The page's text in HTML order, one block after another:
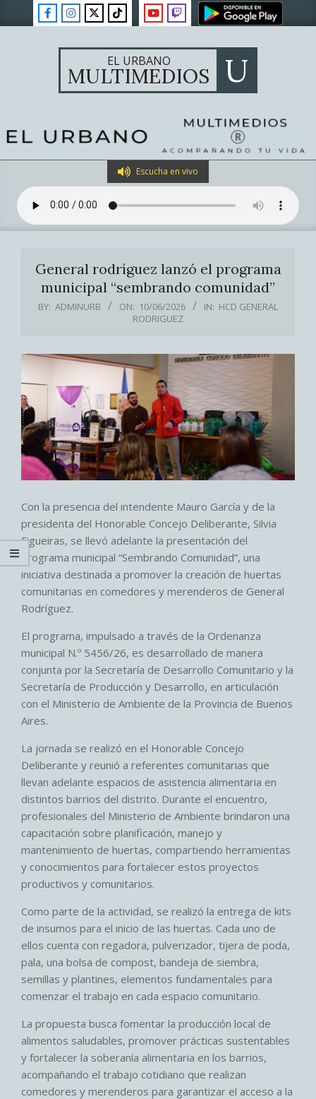
to
EL URBANO
MULTIMEDIOS U
Navigation
Menu
Escucha en vivo
General rodríguez lanzó el programa
municipal “sembrando comunidad”
BY: ADMINURB ON: 10/06/2026 IN: HCD GENERAL
RODRIGUEZ
Con la presencia del intendente Mauro García y de la
presidenta del Honorable Concejo Deliberante, Silvia
Figueiras, se llevó adelante la presentación del
programa municipal “Sembrando Comunidad”, una
iniciativa destinada a promover la creación de huertas
comunitarias en comedores y merenderos de General
Rodríguez.
El programa, impulsado a través de la Ordenanza
municipal N.º 5456/26, es desarrollado de manera
conjunta por la Secretaría de Desarrollo Comunitario y la
Secretaría de Producción y Desarrollo, en articulación
con el Ministerio de Ambiente de la Provincia de Buenos
Aires.
La jornada se realizó en el Honorable Concejo
Deliberante y reunió a referentes comunitarias que
llevan adelante espacios de asistencia alimentaria en
distintos barrios del distrito. Durante el encuentro,
profesionales del Ministerio de Ambiente brindaron una
capacitación sobre planificación, manejo y
mantenimiento de huertas, compartiendo herramientas
y conocimientos para fortalecer estos proyectos
productivos y comunitarios.
Como parte de la actividad, se realizó la entrega de kits
de insumos para el inicio de las huertas. Cada uno de
ellos cuenta con regadora, pulverizador, tijera de poda,
pala, una bolsa de compost, bandeja de siembra,
semillas y plantines, elementos fundamentales para
comenzar el trabajo en cada espacio comunitario.
La propuesta busca fomentar la producción local de
alimentos saludables, promover prácticas sustentables
y fortalecer la soberanía alimentaria en los barrios,
acompañando el trabajo cotidiano que realizan
comedores y merenderos para garantizar el acceso a la